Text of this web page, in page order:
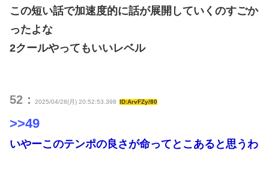
この短い話で加速度的に話が展開していくのすごか
ったよな
2クールやってもいいレベル
52： 2025/04/28(月) 20:52:53.398 ID:ArvFZy/80
>>49
いやーこのテンポの良さが命ってとこあると思うわ